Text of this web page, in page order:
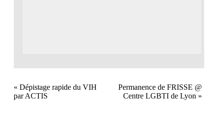
« Dépistage rapide du VIH
par ACTIS
Permanence de FRISSE @
Centre LGBTI de Lyon »